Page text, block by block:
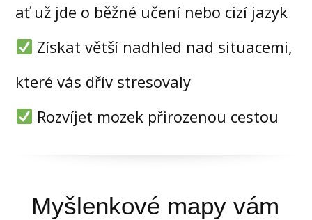
ať už jde o běžné učení nebo cizí jazyk
Získat větší nadhled nad situacemi,
které vás dřív stresovaly
Rozvíjet mozek přirozenou cestou
Myšlenkové mapy vám